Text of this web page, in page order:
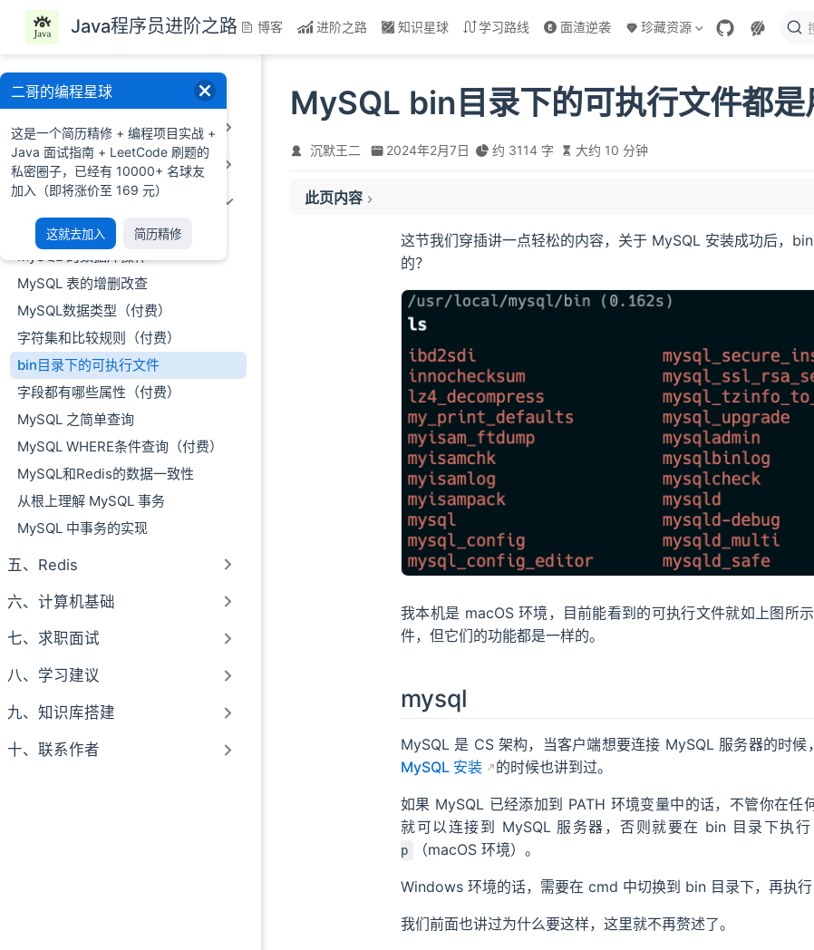
跳至主要內容
Java程序员进阶之路 博客 进阶之路 知识星球 学习路线 面渣逆袭 珍藏资源
一、前言
二、Java基础
三、Java进阶
四、MySQL
MySQL 安装启动连接
MySQL 的数据库操作
MySQL 表的增删改查
MySQL数据类型（付费）
字符集和比较规则（付费）
bin目录下的可执行文件
字段都有哪些属性（付费）
MySQL 之简单查询
MySQL WHERE条件查询（付费）
MySQL和Redis的数据一致性
从根上理解 MySQL 事务
MySQL 中事务的实现
五、Redis
六、计算机基础
七、求职面试
八、学习建议
九、知识库搭建
十、联系作者
MySQL bin目录下的可执行文件都是
沉默王二 2024年2月7日 约 3114 字 大约 10 分钟
此页内容
mysql
命令可以随意换行
放弃执行 SQL 语句
这节我们穿插讲一点轻松的内容，关于 MySQL 安装成功后，
的？
我本机是 macOS 环境，目前能看到的可执行文件就如上图所
件，但它们的功能都是一样的。
mysql
MySQL 是 CS 架构，当客户端想要连接 MySQL 服务器的时
MySQL 安装
的时候也讲到过。
如果 MySQL 已经添加到 PATH 环境变量中的话，不管你在任
就可以连接到 MySQL 服务器，否则就要在 bin 目录下执行
p
（macOS 环境）。
Windows 环境的话，需要在 cmd 中切换到 bin 目录下，再执行
我们前面也讲过为什么要这样，这里就不再赘述了。
二哥的编程星球
这是一个简历精修 + 编程项目实战 +
Java 面试指南 + LeetCode 刷题的
私密圈子，已经有 10000+ 名球友
加入（即将涨价至 169 元）
这就去加入 简历精修